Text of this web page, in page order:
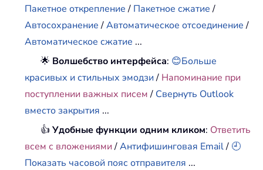
Пакетное открепление/ Пакетное сжатие/
Автосохранение/Автоматическое отсоединение/
Автоматическое сжатие ...
🌟 Волшебство интерфейса: 😊Больше
красивых и стильных эмодзи/ Напоминание при
поступлении важных писем/ Свернуть Outlook
вместо закрытия ...
👍Удобные функции одним кликом: Ответить
всем с вложениями /Антифишинговая Email/ 🕘
Показать часовой пояс отправителя ...